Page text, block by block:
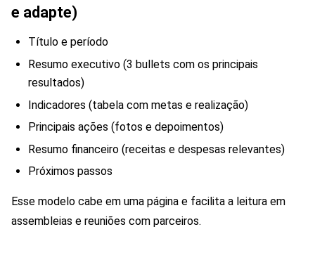
e adapte)
Título e período
Resumo executivo (3 bullets com os principais
resultados)
Indicadores (tabela com metas e realização)
Principais ações (fotos e depoimentos)
Resumo financeiro (receitas e despesas relevantes)
Próximos passos
Esse modelo cabe em uma página e facilita a leitura em
assembleias e reuniões com parceiros.